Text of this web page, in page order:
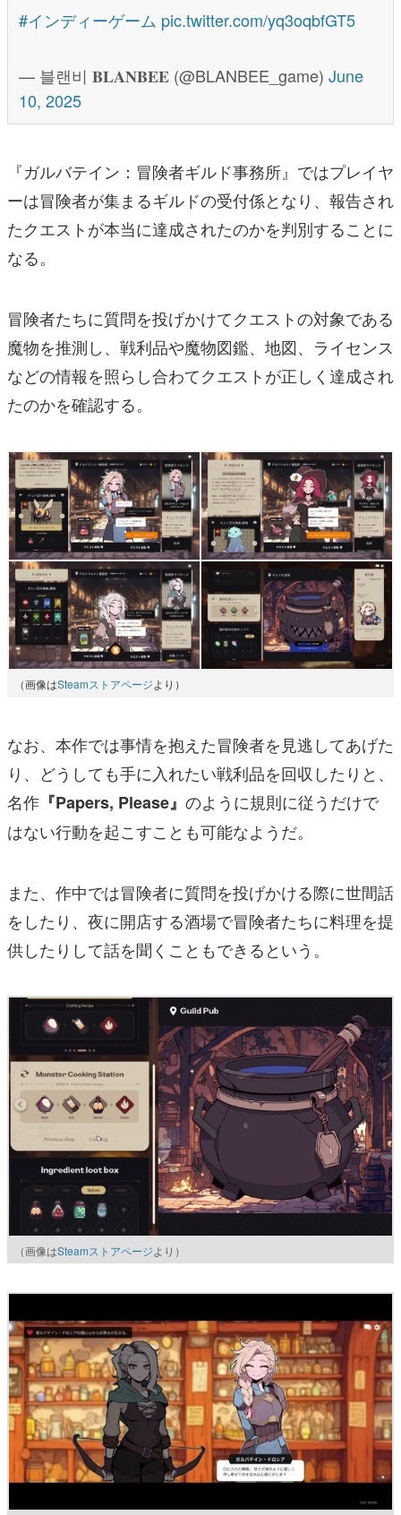
#インディーゲーム pic.twitter.com/yq3oqbfGT5
— 블랜비 𝐁𝐋𝐀𝐍𝐁𝐄𝐄 (@BLANBEE_game) June
10, 2025
『ガルバテイン：冒険者ギルド事務所』ではプレイヤ
ーは冒険者が集まるギルドの受付係となり、報告され
たクエストが本当に達成されたのかを判別することに
なる。
冒険者たちに質問を投げかけてクエストの対象である
魔物を推測し、戦利品や魔物図鑑、地図、ライセンス
などの情報を照らし合わてクエストが正しく達成され
たのかを確認する。
（画像はSteamストアページより）
なお、本作では事情を抱えた冒険者を見逃してあげた
り、どうしても手に入れたい戦利品を回収したりと、
名作 『Papers, Please』 のように規則に従うだけで
はない行動を起こすことも可能なようだ。
また、作中では冒険者に質問を投げかける際に世間話
をしたり、夜に開店する酒場で冒険者たちに料理を提
供したりして話を聞くこともできるという。
（画像はSteamストアページより）